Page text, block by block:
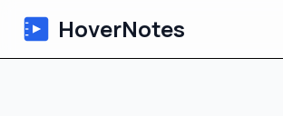
HoverNotes